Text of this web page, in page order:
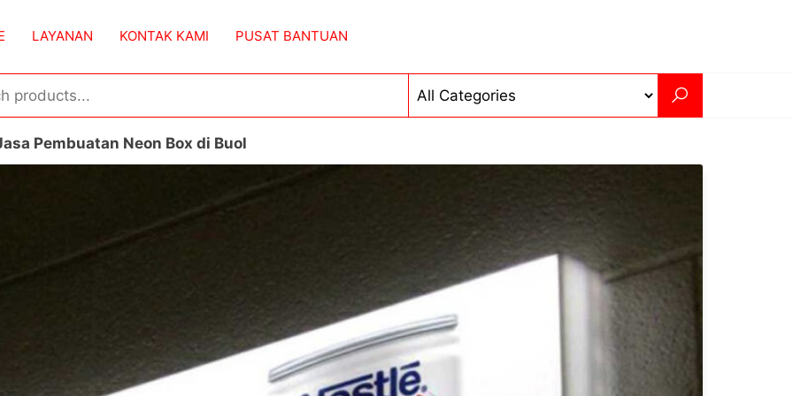
LAYANAN KONTAK KAMI PUSAT BANTUAN
Pembuatan Neon Box di Buol